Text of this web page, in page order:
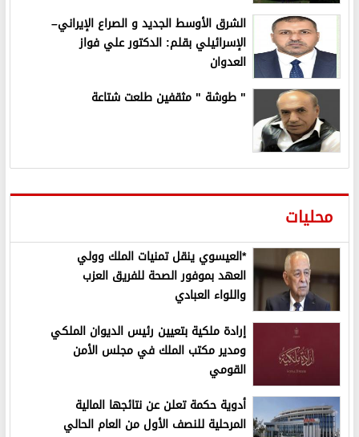
الشرق الأوسط الجديد و الصراع الإيراني–
الإسرائيلي بقلم: الدكتور علي فواز
العدوان
" طوشة " مثقفين طلعت شتاعة
محليات
*العيسوي ينقل تمنيات الملك وولي
العهد بموفور الصحة للفريق العزب
واللواء العبادي
إرادة ملكية بتعيين رئيس الديوان الملكي
ومدير مكتب الملك في مجلس الأمن
القومي
أدوية حكمة تعلن عن نتائجها المالية
المرحلية للنصف الأول من العام الحالي